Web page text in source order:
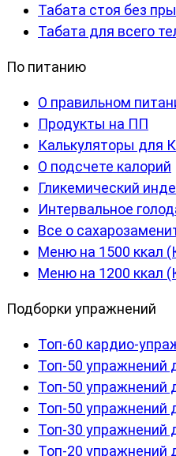
Табата стоя без
Табата для всего
По питанию
О правильном
Продукты на ПП
Калькуляторы для
О подсчете калорий
Гликемический
Интервальное
Все о
Меню на 1500 ккал
Меню на 1200 ккал
Подборки упражнений
Топ-60 кардио-
Топ-50 упражнений
Топ-50 упражнений
Топ-50 упражнений
Топ-30 упражнений
Топ-20 упражнений